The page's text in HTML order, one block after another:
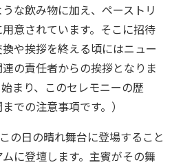
な飲み物に加え、ペーストリ
意されています。そこに招待
や挨拶を終える頃にはニュー
の責任者からの挨拶となりま
まり、このセレモニーの歴
での注意事項です。）
の日の晴れ舞台に登場すること
に登壇します。主賓がその舞